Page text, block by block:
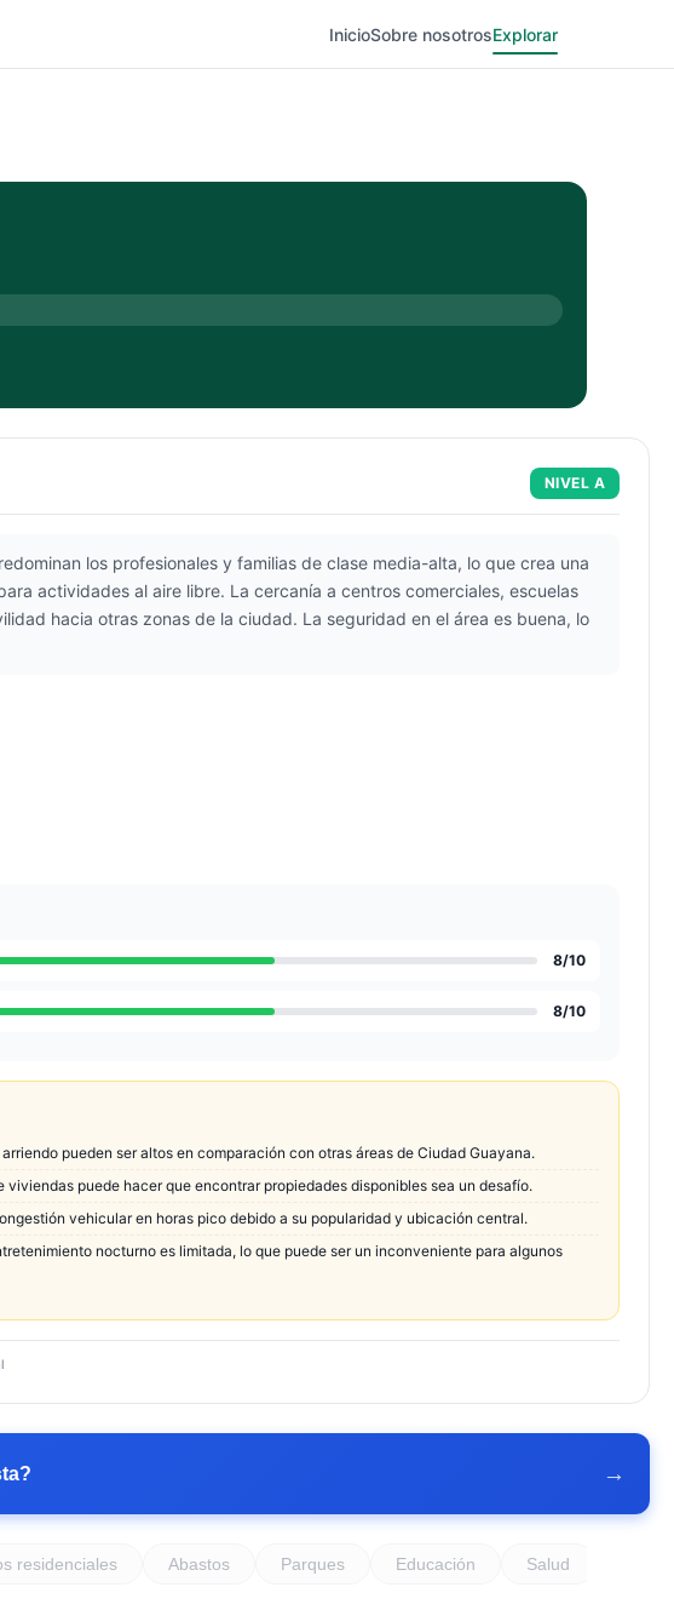
InicioSobre nosotrosExplorar
NIVEL A
los profesionales y familias de clase media-alta, lo que crea una
actividades al aire libre. La cercanía a centros comerciales, escuelas
hacia otras zonas de la ciudad. La seguridad en el área es buena, lo
8/10
8/10
pueden ser altos en comparación con otras áreas de Ciudad Guayana.
viviendas puede hacer que encontrar propiedades disponibles sea un desafío.
vehicular en horas pico debido a su popularidad y ubicación central.
nocturno es limitada, lo que puede ser un inconveniente para algunos
? →
residenciales Abastos Parques Educación Salud